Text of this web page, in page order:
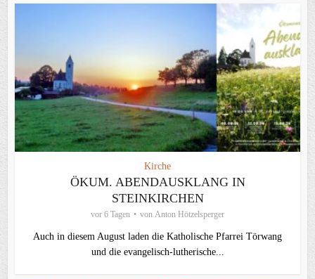
Kirche
ÖKUM. ABENDAUSKLANG IN
STEINKIRCHEN
vor 6 Tagen von Anton Hötzelsperger
Auch in diesem August laden die Katholische Pfarrei Törwang
und die evangelisch‑lutherische...